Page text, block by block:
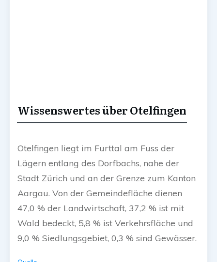
Wissenswertes über Otelfingen
Otelfingen liegt im Furttal am Fuss der
Lägern entlang des Dorfbachs, nahe der
Stadt Zürich und an der Grenze zum Kanton
Aargau. Von der Gemeindefläche dienen
47,0 % der Landwirtschaft, 37,2 % ist mit
Wald bedeckt, 5,8 % ist Verkehrsfläche und
9,0 % Siedlungsgebiet, 0,3 % sind Gewässer.